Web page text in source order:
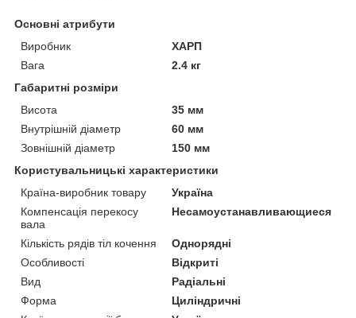
Основні атрибути
Виробник
ХАРП
Вага
2.4 кг
Габаритні розміри
Висота
35 мм
Внутрішній діаметр
60 мм
Зовнішній діаметр
150 мм
Користувальницькі характеристики
Країна-виробник товару
Україна
Компенсація перекосу
вала
Несамоустанавливающиеся
Кількість рядів тіл кочення
Однорядні
Особливості
Відкриті
Вид
Радіальні
Форма
Циліндричні